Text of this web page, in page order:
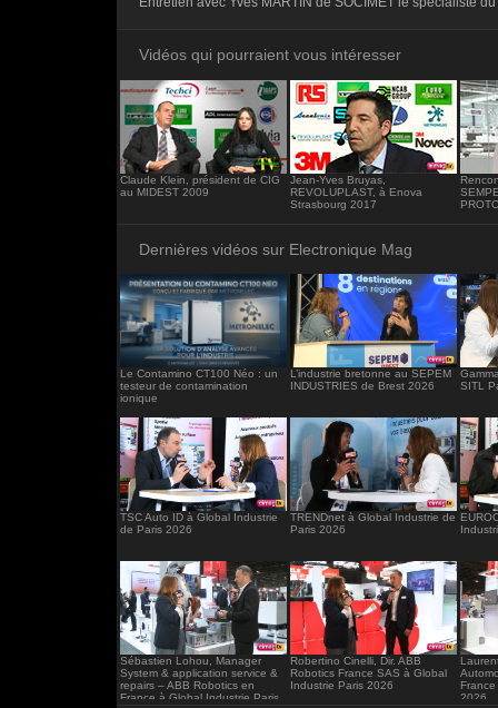
<iframe src="https://www.electronique-
Vidéos qui pourraient vous intéresser
Claude Klein, président de CIG
au MIDEST 2009
Jean-Yves Bruyas,
REVOLUPLAST, à Enova
Strasbourg 2017
Dernières vidéos sur Electronique Mag
Le Contamino CT100 Néo : un
testeur de contamination
ionique
L’industrie bretonne au SEPEM
INDUSTRIES de Brest 2026
SITL
TSC Auto ID à Global Industrie
de Paris 2026
TRENDnet à Global Industrie de
Paris 2026
Sébastien Lohou, Manager
System & application service &
repairs – ABB Robotics en
France à Global Industrie Paris
Robertino Cinelli, Dir. ABB
Robotics France SAS à Global
Industrie Paris 2026
2026